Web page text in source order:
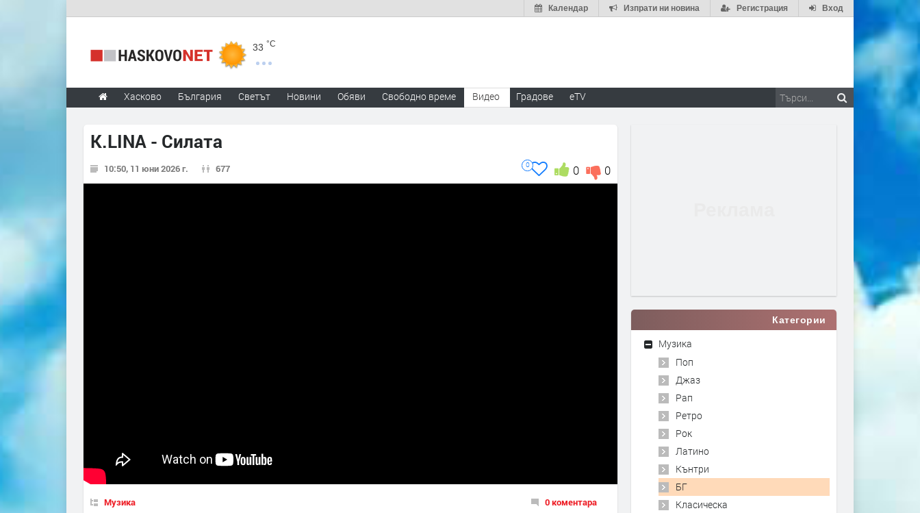
Вход
Регистрация
Изпрати ни новина
Календар
33 °C
Хасково България Светът Новини Обяви Свободно време Видео Градове eTV
K.LINA - Силата
10:50, 11 юни 2026 г. 677 0
0
0
Музика 0 коментара
Категории
Музика
Поп
Джаз
Рап
Ретро
Рок
Латино
Кънтри
БГ
Класическа